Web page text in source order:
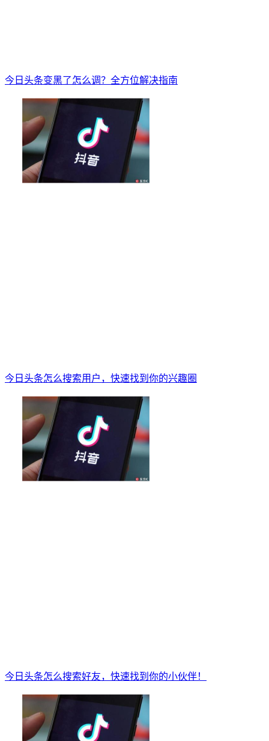
今日头条变黑了怎么调？全方位解决指南
今日头条怎么搜索用户，快速找到你的兴趣圈
今日头条怎么搜索好友，快速找到你的小伙伴！